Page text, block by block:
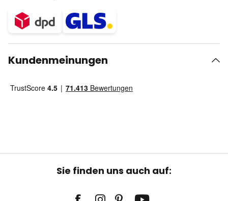
Kundenmeinungen
Sie finden uns auch auf: